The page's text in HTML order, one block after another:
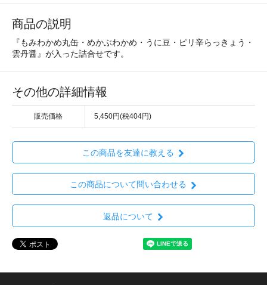
商品の説明
『もみわかめ丸缶・めかぶわかめ・うに豆・ピリ辛らっきょう・
雲丹醤』が入った詰合せです。
その他の詳細情報
販売価格 5,450円(税404円)
この商品を友達に教える
この商品について問い合わせる
返品について